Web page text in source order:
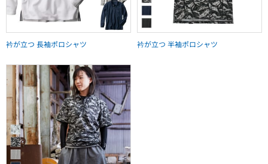
衿が立つ 長袖ポロシャツ 衿が立つ 半袖ポロシャツ